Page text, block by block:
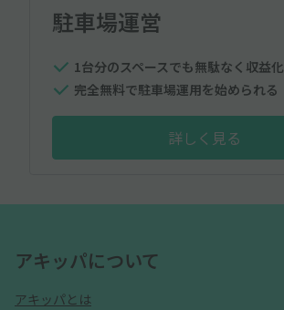
駐車場運営
1台分のスペースでも無駄なく収益化
完全無料で駐車場運用を始められる
詳しく見る
アキッパについて
アキッパとは